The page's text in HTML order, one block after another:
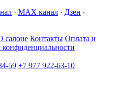
· MAX канал · Дзен ·
салоне Контакты Оплата и
59 +7 977 922-63-10